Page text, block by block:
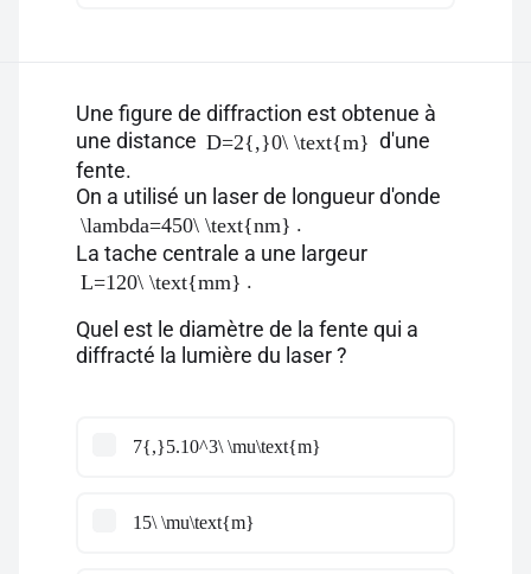
Une figure de diffraction est obtenue à
une distance D=2{,}0\ \text{m} d'une
fente.
On a utilisé un laser de longueur d'onde
\lambda=450\ \text{nm} .
La tache centrale a une largeur
L=120\ \text{mm} .
Quel est le diamètre de la fente qui a
diffracté la lumière du laser ?
7{,}5.10^3\ \mu\text{m}
15\ \mu\text{m}